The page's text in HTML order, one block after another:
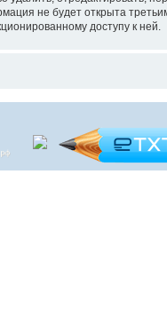
не будет открыта
доступу к ней.